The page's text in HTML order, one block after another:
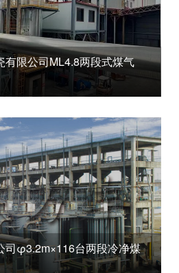
有限公司ML4.8两段式煤气
司φ3.2m×116台两段冷净煤